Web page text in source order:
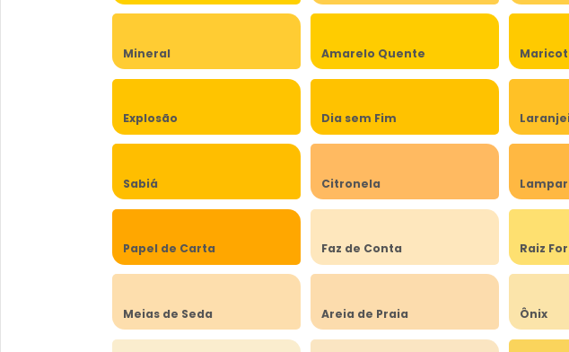
Mineral Amarelo Quente
Explosão Dia sem Fim
Sabiá Citronela
Papel de Carta Faz de Conta Raiz
Meias de Seda Areia de Praia Ônix